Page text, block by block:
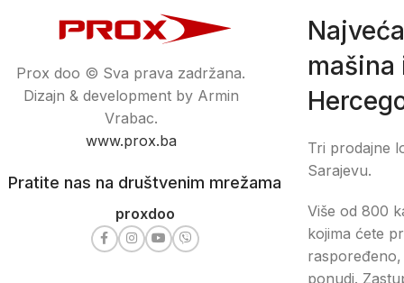
Prox doo © Sva prava zadržana.
Dizajn & development by Armin
Vrabac.
www.prox.ba
Pratite nas na društvenim mrežama
proxdoo
mašina
Tri prodajne
Sarajevu.
Više od 800
kojima ćete
ponudi.